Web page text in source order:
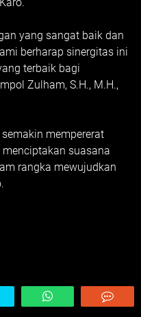
yang sangat baik dan
berharap sinergitas ini
terbaik bagi
Zulham, S.H., M.H.,
mempererat
suasana
rangka mewujudkan